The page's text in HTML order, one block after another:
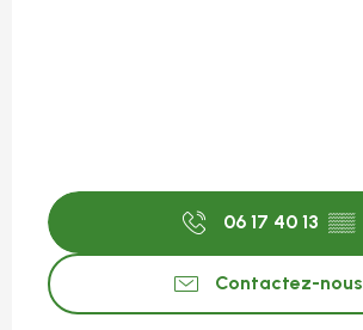
06 17 40 13 ▒▒
Contactez-nous